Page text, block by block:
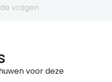
vragen
voor deze